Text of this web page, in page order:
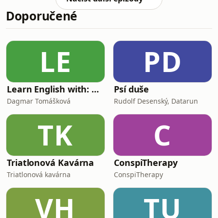
změnu v přístupu k některým situacím
může učinit každý z nás. Víte, jak
reagovat, když na veřejnosti uvidíte
psychologové a co nám říká selský
rozum? Odpověď hledáme na konkrét
Doporučené
LE
Learn English with: My Life and Other Funny Stories
Dagmar Tomášková
PD
Psí duše
Rudolf Desenský, Datarun
TK
Triatlonová Kavárna
Triatlonová kavárna
C
ConspiTherapy
ConspiTherapy
VH TU